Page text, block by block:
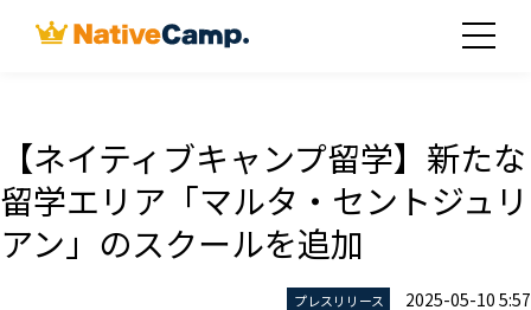
【ネイティブキャンプ留学】新たな
留学エリア「マルタ・セントジュリ
アン」のスクールを追加
プレスリリース 2025-05-10 5:57